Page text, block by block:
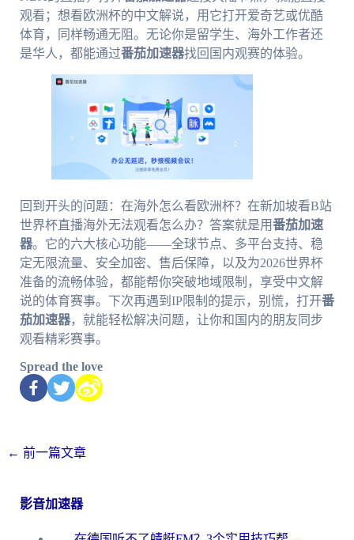
观看；想看欧洲杯的中文解说，用它打开爱奇艺或优酷
体育，同样畅通无阻。无论你是留学生、海外工作者还
是华人，都能通过番茄加速器找回国内观赛的体验。
回到开头的问题：在海外怎么看欧洲杯？在新加坡看B站
世界杯直播海外无法观看怎么办？答案就是用番茄加速
器。它的六大核心功能——全球节点、多平台支持、稳
定无限流量、安全加密、售后保障，以及为2026世界杯
准备的流畅体验，都能帮你突破地域限制，享受中文解
说的体育赛事。下次再遇到IP限制的提示，别慌，打开番
茄加速器，就能轻松解决问题，让你和国内的朋友同步
观看精彩赛事。
Spread the love
← 前一篇文章
影音加速器